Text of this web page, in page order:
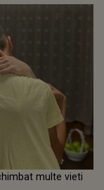
multe vieti